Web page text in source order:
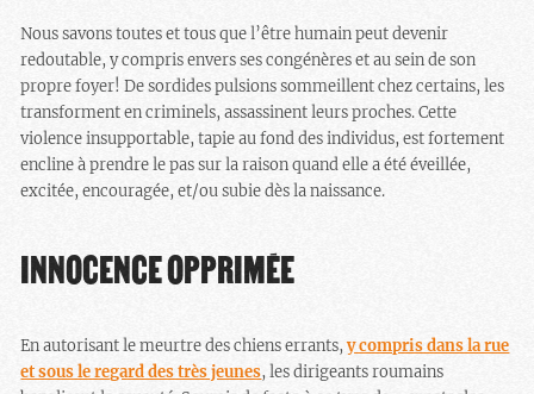
Nous savons toutes et tous que l’être humain peut devenir
redoutable, y compris envers ses congénères et au sein de son
propre foyer! De sordides pulsions sommeillent chez certains, les
transforment en criminels, assassinent leurs proches. Cette
violence insupportable, tapie au fond des individus, est fortement
encline à prendre le pas sur la raison quand elle a été éveillée,
excitée, encouragée, et/ou subie dès la naissance.
INNOCENCE OPPRIMÉE
En autorisant le meurtre des chiens errants,y compris dans la rue
et sous le regard des très jeunes, les dirigeants roumains